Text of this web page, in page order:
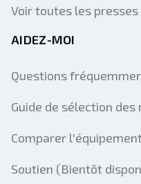
Voir toutes les
AIDEZ-MOI
Questions
Guide de sélection
Comparer
Soutien (Bientôt